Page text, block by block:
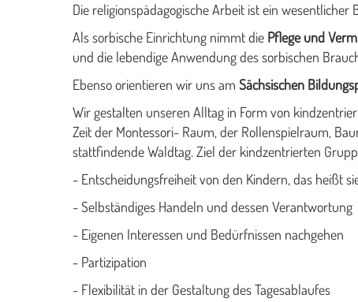
Die religionspädagogische Arbeit ist ein
Als sorbische Einrichtung nimmt die Pflege und
und die lebendige Anwendung des sorbischen
Ebenso orientieren wir uns am Sächsischen
Wir gestalten unseren Alltag in Form von
Zeit der Montessori- Raum, der Rollenspielraum,
stattfindende Waldtag. Ziel der kindzentrierten
- Entscheidungsfreiheit von den Kindern, das heißt
- Selbständiges Handeln und dessen Verantwortung
- Eigenen Interessen und Bedürfnissen nachgehen
- Partizipation
- Flexibilität in der Gestaltung des Tagesablaufes